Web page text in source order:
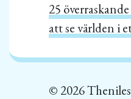
25
att se världen i
© 2026